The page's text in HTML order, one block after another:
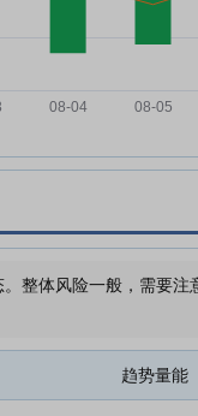
整体风险一般，需要注
趋势量能